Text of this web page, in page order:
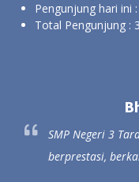
Pengunjung hari ini :
Total Pengunjung :
SMP Negeri 3
berprestasi,